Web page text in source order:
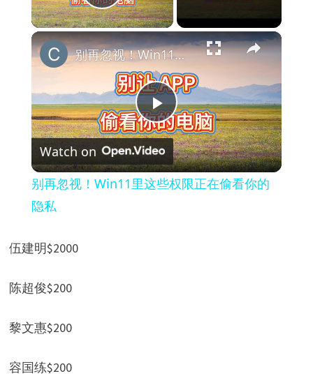
Play Video
×
P
l
别再忽视！Win11里这些权限正在偷看你的隐私
Watch on
别再忽视！Win11里这些权限正在偷看你的
隐私
伍建明$2000
陈超俊$200
黎文惠$200
容国练$200